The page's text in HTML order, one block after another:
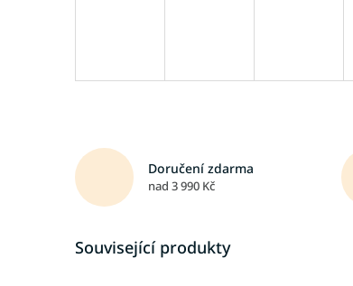
Doručení zdarma
nad 3 990 Kč
Související produkty